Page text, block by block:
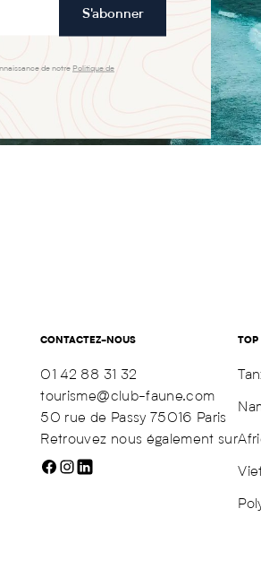
S'abonner
de notre Politique de
CONTACTEZ-NOUS
01 42 88 31 32
tourisme@club-faune.com
50 rue de Passy 75016 Paris
Retrouvez nous également sur
TOP